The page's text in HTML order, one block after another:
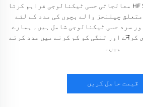
HF Sensory Liquid Floor Tiles معالجاتی حسی ٹیکنالوجی فراہم کرتا
چیلنجز والے بچوں کی مدد کے لئے
سرد حسی ٹیکنالوجی شامل ہیں۔ ہمارے
منصوبے فوکس میں بہتری کرनے اور تنگی کو کم کرنے میں مدد کرتے
ہیں۔
قیمت حاصل کریں